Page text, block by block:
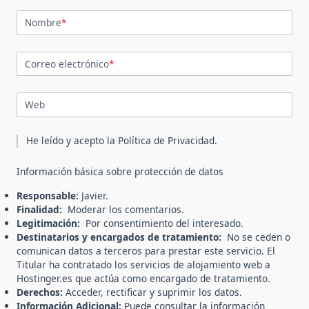
Nombre*
Correo electrónico*
Web
He leído y acepto la Política de Privacidad.
Información básica sobre protección de datos
Responsable: Javier.
Finalidad: Moderar los comentarios.
Legitimación: Por consentimiento del interesado.
Destinatarios y encargados de tratamiento: No se ceden o
comunican datos a terceros para prestar este servicio. El
Titular ha contratado los servicios de alojamiento web a
Hostinger.es que actúa como encargado de tratamiento.
Derechos: Acceder, rectificar y suprimir los datos.
Información Adicional: Puede consultar la información